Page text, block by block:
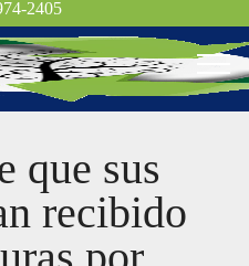
2405
que sus
recibido